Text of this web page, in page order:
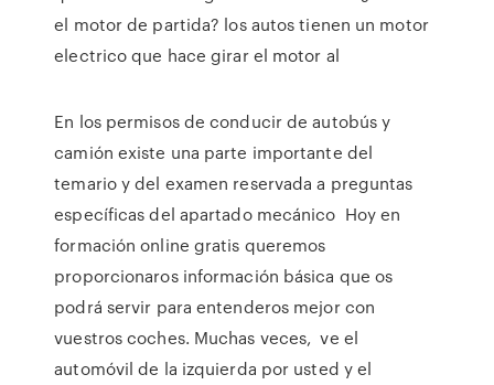
el motor de partida? los autos tienen un motor
electrico que hace girar el motor al
En los permisos de conducir de autobús y
camión existe una parte importante del
temario y del examen reservada a preguntas
específicas del apartado mecánico Hoy en
formación online gratis queremos
proporcionaros información básica que os
podrá servir para entenderos mejor con
vuestros coches. Muchas veces, ve el
automóvil de la izquierda por usted y el